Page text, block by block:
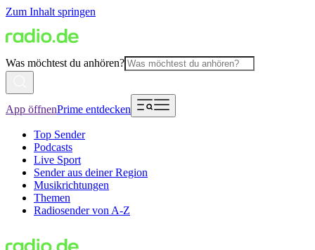
Zum Inhalt springen
Was möchtest du anhören?
App öffnenPrime entdecken
Top Sender
Podcasts
Live Sport
Sender aus deiner Region
Musikrichtungen
Themen
Radiosender von A-Z